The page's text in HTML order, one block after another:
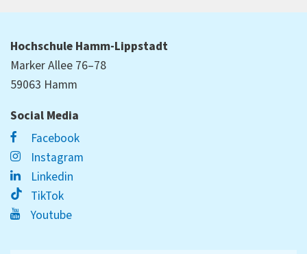
Hochschule Hamm-Lippstadt
Marker Allee 76–78
59063 Hamm
Social Media
Facebook
Instagram
Linkedin
TikTok
Youtube